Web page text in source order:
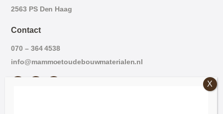
2563 PS Den Haag
Contact
070 – 364 4538
info@mammoetoudebouwmaterialen.nl